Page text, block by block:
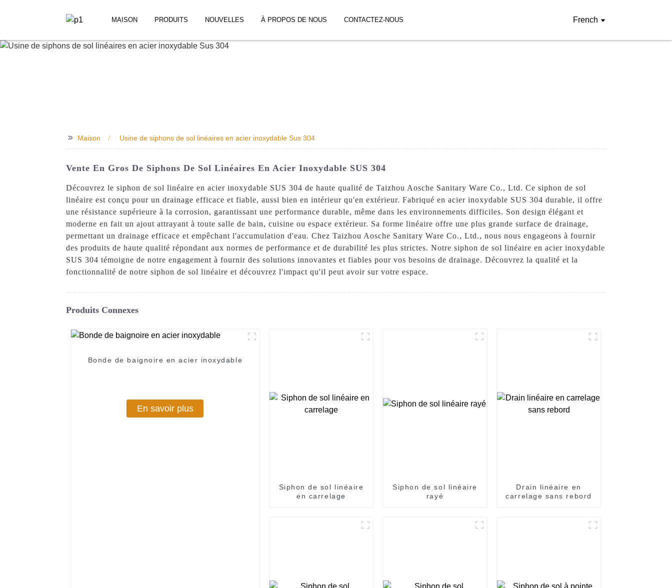
MAISON PRODUITS NOUVELLES À PROPOS DE NOUS CONTACTEZ-NOUS French
>> Maison Usine de siphons de sol linéaires en acier inoxydable Sus 304
Vente En Gros De Siphons De Sol Linéaires En Acier Inoxydable SUS 304
Découvrez le siphon de sol linéaire en acier inoxydable SUS 304 de haute qualité de Taizhou Aosche Sanitary Ware Co., Ltd. Ce siphon de sol
linéaire est conçu pour un drainage efficace et fiable, aussi bien en intérieur qu'en extérieur. Fabriqué en acier inoxydable SUS 304 durable, il offre
une résistance supérieure à la corrosion, garantissant une performance durable, même dans les environnements difficiles. Son design élégant et
moderne en fait un ajout attrayant à toute salle de bain, cuisine ou espace extérieur. Sa forme linéaire offre une plus grande surface de drainage,
permettant un drainage efficace et empêchant l'accumulation d'eau. Chez Taizhou Aosche Sanitary Ware Co., Ltd., nous nous engageons à fournir
des produits de haute qualité répondant aux normes de performance et de durabilité les plus strictes. Notre siphon de sol linéaire en acier inoxydable
SUS 304 témoigne de notre engagement à fournir des solutions innovantes et fiables pour vos besoins de drainage. Découvrez la qualité et la
fonctionnalité de notre siphon de sol linéaire et découvrez l'impact qu'il peut avoir sur votre espace.
Produits Connexes
Bonde de baignoire en acier inoxydable
En savoir plus
Siphon de sol linéaire
en carrelage
Siphon de sol linéaire
rayé
Drain linéaire en
carrelage sans rebord